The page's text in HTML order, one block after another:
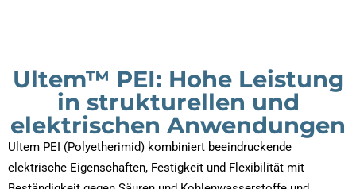
Ultem™ PEI: Hohe Leistung
in strukturellen und
elektrischen Anwendungen
Ultem PEI (Polyetherimid) kombiniert beeindruckende
elektrische Eigenschaften, Festigkeit und Flexibilität mit